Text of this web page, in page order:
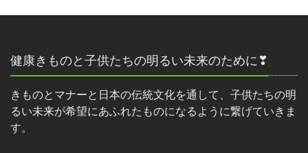
健康きものと子供たちの明るい未来のために❣
きものとマナーと日本の伝統文化を通して、子供たちの明
るい未来が希望にあふれたものになるように繋げていきま
す。